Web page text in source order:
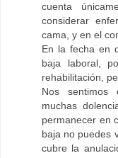
cuenta
considerar
cama, y en el
En la fecha en
baja laboral,
rehabilitación,
Nos sentimos
muchas
permanecer en
baja no puedes
cubre la